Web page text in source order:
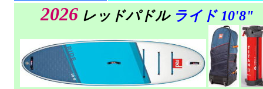
2026レッドパドル ライド10'8"